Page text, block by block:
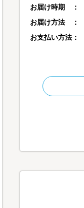
お届け時期 ：
お届け方法 ：
お支払い方法：